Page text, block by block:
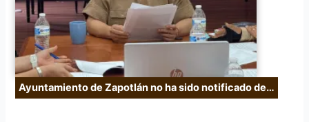
Ayuntamiento de Zapotlán no ha sido notificado de…